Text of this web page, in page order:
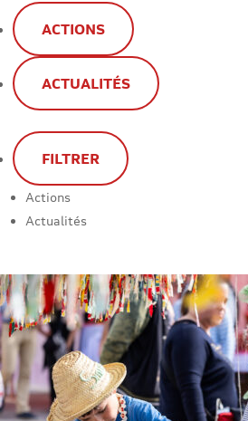
ACTIONS
ACTUALITÉS
FILTRER
Actions
Actualités